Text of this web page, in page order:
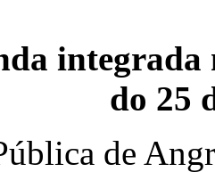
integrada
do 25
de